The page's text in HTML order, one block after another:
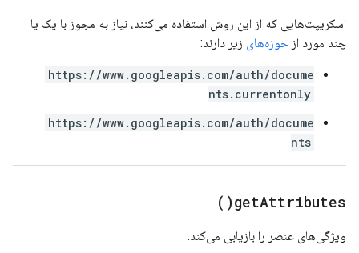
اسکریپت‌هایی که از این روش استفاده می‌کنند، نیاز به مجوز با یک یا
چند مورد از حوزه‌های زیر دارند:
https://www.googleapis.com/auth/docume
nts.currentonly
https://www.googleapis.com/auth/docume
nts
getAttributes(
)
ویژگی‌های عنصر را بازیابی می‌کند.